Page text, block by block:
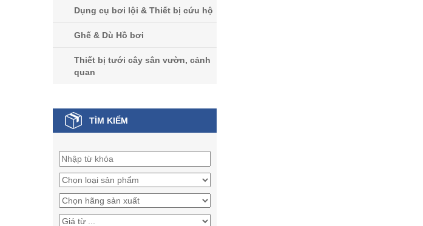
Dụng cụ bơi lội & Thiết bị cứu hộ
Ghế & Dù Hồ bơi
Thiết bị tưới cây sân vườn, cảnh
quan
TÌM KIẾM